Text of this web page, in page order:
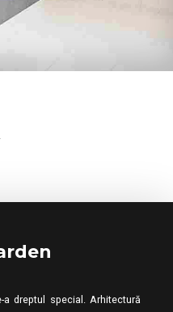
dreptul special. Arhitectură